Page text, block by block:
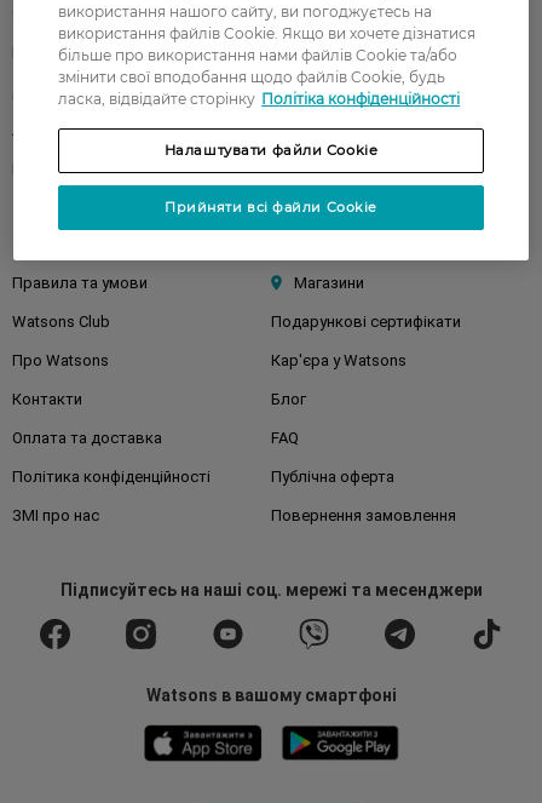
Обличчя Тіло
Подарунки Діти
Волосся
Аксесуари Дерматокосметика
Бренди
Правила та умови Магазини
Watsons Club Подарункові сертифікати
Про Watsons Кар'єра у Watsons
Контакти Блог
Оплата та доставка FAQ
Політика конфіденційності Публічна оферта
ЗМІ про нас Повернення замовлення
Підписуйтесьна наші соц. мережі та месенджери
Watsons в вашому смартфоні
використання нашого сайту, ви погоджуєтесь на
використання файлів Cookie. Якщо ви хочете дізнатися
більше про використання нами файлів Cookie та/або
змінити свої вподобання щодо файлів Cookie, будь
ласка, відвідайте сторінку Політіка конфіденційності
Налаштувати файли Cookie
Прийняти всі файли Cookie